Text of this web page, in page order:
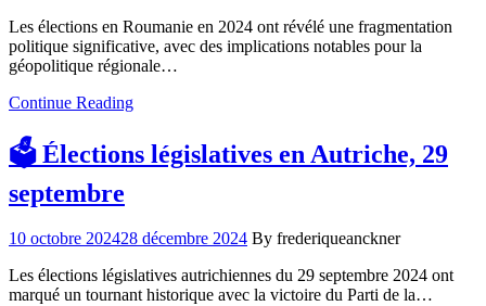
Les élections en Roumanie en 2024 ont révélé une fragmentation
politique significative, avec des implications notables pour la
géopolitique régionale…
Continue Reading
🗳️ Élections législatives en Autriche, 29
septembre
10 octobre 202428 décembre 2024 By frederiqueanckner
Les élections législatives autrichiennes du 29 septembre 2024 ont
marqué un tournant historique avec la victoire du Parti de la…